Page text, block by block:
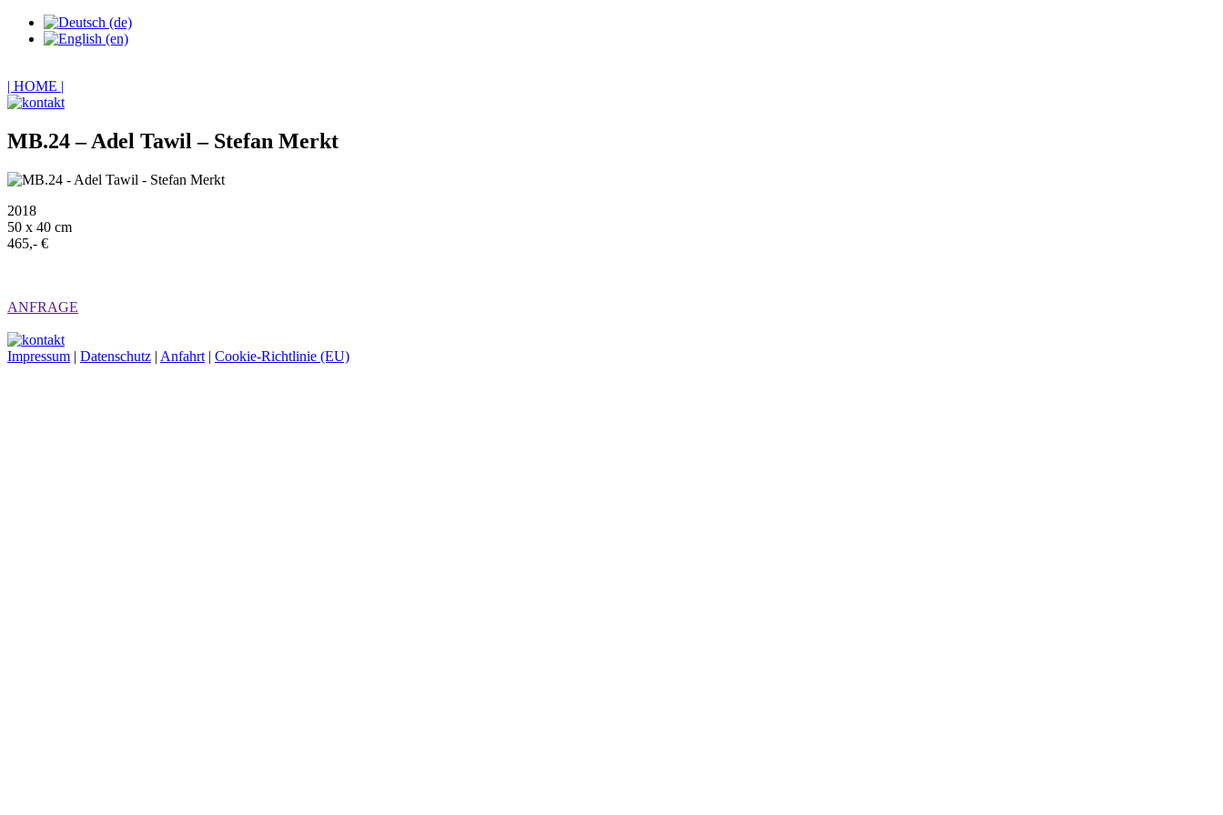
| HOME |
MB.24 – Adel Tawil – Stefan Merkt
2018
50 x 40 cm
465,- €
ANFRAGE
Impressum | Datenschutz | Anfahrt | Cookie-Richtlinie (EU)